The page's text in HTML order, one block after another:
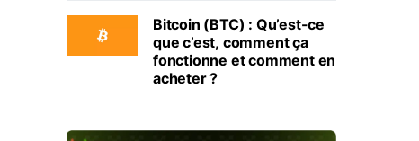
Bitcoin (BTC) : Qu’est-ce
que c’est, comment ça
fonctionne et comment en
acheter ?